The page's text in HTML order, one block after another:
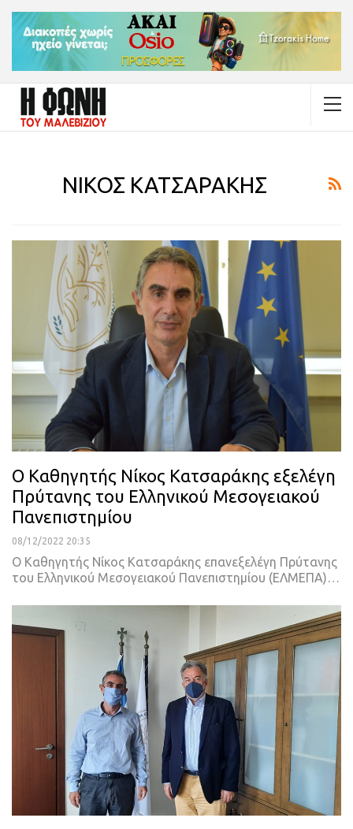
ΝΙΚΟΣ ΚΑΤΣΑΡΑΚΗΣ
Ο Καθηγητής Νίκος Κατσαράκης εξελέγη
Πρύτανης του Ελληνικού Μεσογειακού
Πανεπιστημίου
08/12/2022 20:35
Ο Καθηγητής Νίκος Κατσαράκης επανεξελέγη Πρύτανης
του Ελληνικού Μεσογειακού Πανεπιστημίου (ΕΛΜΕΠΑ)…